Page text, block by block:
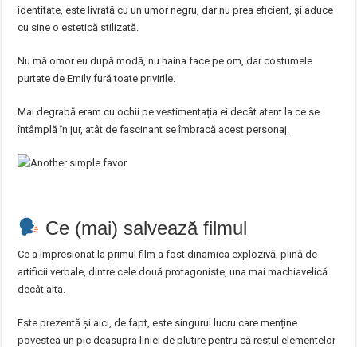
identitate, este livrată cu un umor negru, dar nu prea eficient, și aduce
cu sine o estetică stilizată.
Nu mă omor eu după modă, nu haina face pe om, dar costumele
purtate de Emily fură toate privirile.
Mai degrabă eram cu ochii pe vestimentația ei decât atent la ce se
întâmplă în jur, atât de fascinant se îmbracă acest personaj.
Ce (mai) salvează filmul
Ce a impresionat la primul film a fost dinamica explozivă, plină de
artificii verbale, dintre cele două protagoniste, una mai machiavelică
decât alta.
Este prezentă și aici, de fapt, este singurul lucru care menține
povestea un pic deasupra liniei de plutire pentru că restul elementelor